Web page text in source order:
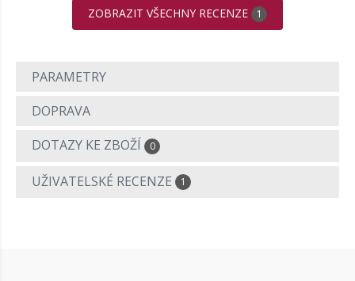
ZOBRAZIT VŠECHNY RECENZE 1
PARAMETRY
DOPRAVA
DOTAZY KE ZBOŽÍ
0
UŽIVATELSKÉ RECENZE 1